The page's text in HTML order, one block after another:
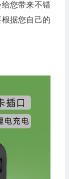
您带来不错
据您自己的